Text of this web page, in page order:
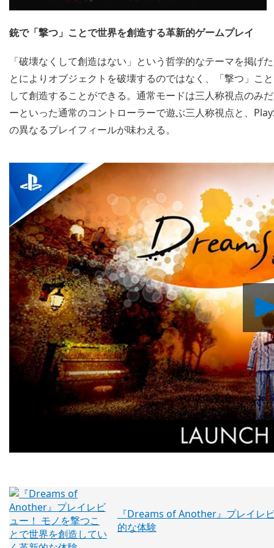
銃で「撃つ」ことで世界を創造する革新的ゲームプレイ
「破壊なくして創造はない」という哲学的なテーマを掲
とによりオブジェクトを破壊するのではなく、「撃つ」こ
して創造することができる。通常モードは三人称視点のみ
ーといった通常のコントローラーで遊ぶ三人称視点と、
の異なるプレイフィールが味わえる。
『Dreams of Another』プレイレ
的な体験